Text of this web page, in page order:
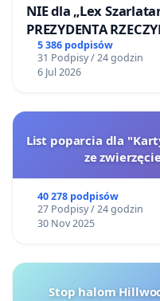
NIE dla „Lex
PREZYDENTA
5 386 podpisów
31 Podpisy / 24 godzin
6 Jul 2026
List poparcia dla
ze
40 278 podpisów
27 Podpisy / 24 godzin
30 Nov 2025
Stop halom